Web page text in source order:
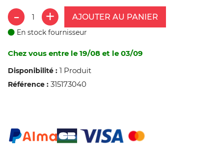
AJOUTER AU PANIER
En stock fournisseur
Chez vous entre le 19/08 et le 03/09
Disponibilité : 1 Produit
Référence : 315173040